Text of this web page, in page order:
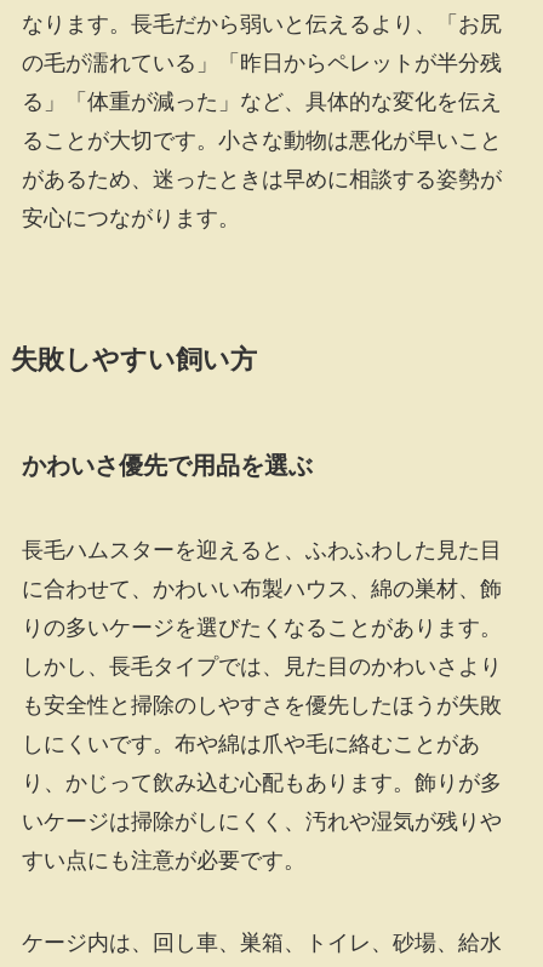
なります。長毛だから弱いと伝えるより、「お尻
の毛が濡れている」「昨日からペレットが半分残
る」「体重が減った」など、具体的な変化を伝え
ることが大切です。小さな動物は悪化が早いこと
があるため、迷ったときは早めに相談する姿勢が
安心につながります。
失敗しやすい飼い方
かわいさ優先で用品を選ぶ
長毛ハムスターを迎えると、ふわふわした見た目
に合わせて、かわいい布製ハウス、綿の巣材、飾
りの多いケージを選びたくなることがあります。
しかし、長毛タイプでは、見た目のかわいさより
も安全性と掃除のしやすさを優先したほうが失敗
しにくいです。布や綿は爪や毛に絡むことがあ
り、かじって飲み込む心配もあります。飾りが多
いケージは掃除がしにくく、汚れや湿気が残りや
すい点にも注意が必要です。
ケージ内は、回し車、巣箱、トイレ、砂場、給水